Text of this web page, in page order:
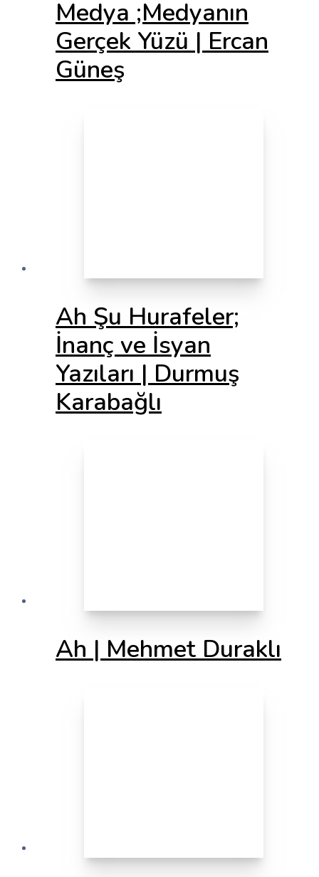
Medya ;Medyanın
Gerçek Yüzü | Ercan
Güneş
Ah Şu Hurafeler;
İnanç ve İsyan
Yazıları | Durmuş
Karabağlı
Ah | Mehmet Duraklı